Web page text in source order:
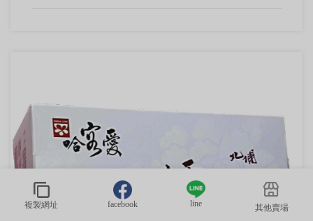
複製網址 facebook line 其他賣場